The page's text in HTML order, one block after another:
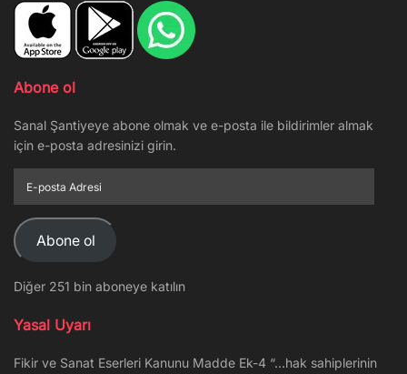
Abone ol
Sanal Şantiyeye abone olmak ve e-posta ile bildirimler almak
için e-posta adresinizi girin.
posta
Adresi
Abone ol
Diğer 251 bin aboneye katılın
Yasal Uyarı
Fikir ve Sanat Eserleri Kanunu Madde Ek-4 “…hak sahiplerinin